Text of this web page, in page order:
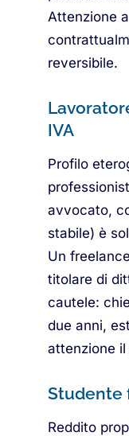
Attenzione
reversibile.
IVA
Profilo
avvocato,
stabile) è
Un
titolare di
cautele:
due anni,
attenzione il
Studente
Reddito